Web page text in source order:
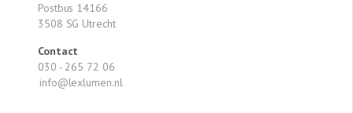
Postbus 14166
3508 SG Utrecht
Contact
030 - 265 72 06
info@lexlumen.nl